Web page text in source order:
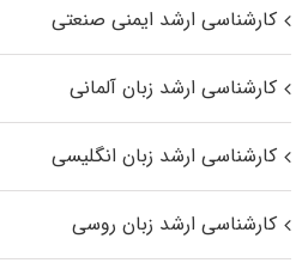
کارشناسی ارشد ایمنی صنعتی
کارشناسی ارشد زبان آلمانی
کارشناسی ارشد زبان انگلیسی
کارشناسی ارشد زبان روسی